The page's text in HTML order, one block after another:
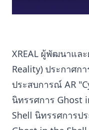
XREAL ผู้พัฒนาแล
Reality) ประกาศ
ประสบการณ์ AR
นิทรรศการ Ghost
Shell นิทรรศการป